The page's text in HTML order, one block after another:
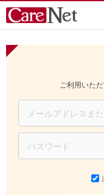
ご利用いた